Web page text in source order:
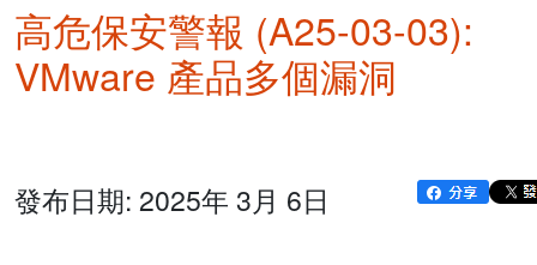
高危保安警報 (A25-03-03):
VMware 產品多個漏洞
發布日期: 2025年 3月 6日